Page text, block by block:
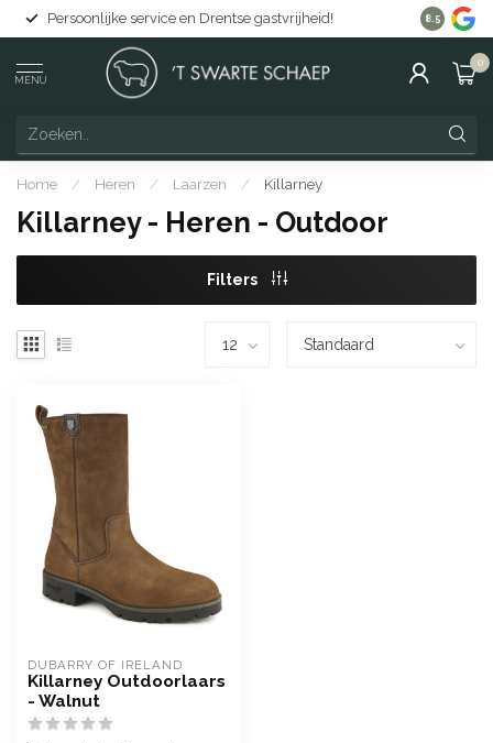
Persoonlijke service en Drentse gastvrijheid! Gratis
8.5
MENU
0
Home / Heren / Laarzen / Killarney
Killarney - Heren - Outdoor
Filters
DUBARRY OF IRELAND
Killarney Outdoorlaars
- Walnut